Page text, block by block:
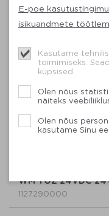
WM TOS 24VDC
1126940000
WM TOZ 24VDC
1127290000
E-poe
isikuandmete
Kasutame
toimimiseks.
küpsised.
Olen nõus
näiteks
Olen nõus
kasutame Sinu